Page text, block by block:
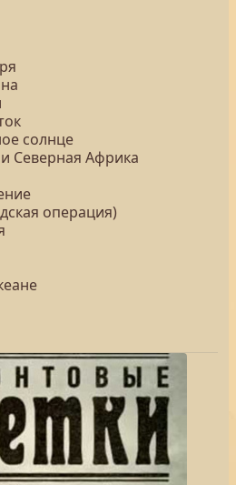
солнце
Северная Африка
операция)